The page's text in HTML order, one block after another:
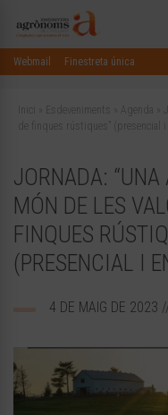
Webmail Finestreta única
Inici Esdeveniments Agenda
de finques rústiques” (presencial i
JORNADA:
MÓN DE LES
FINQUES
(PRESENCIAL I
4 DE MAIG DE 2023